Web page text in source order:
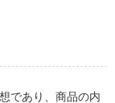
であり、商品の内